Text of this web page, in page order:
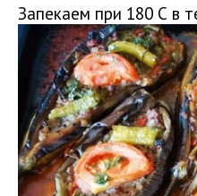
Запекаем при 180 С в